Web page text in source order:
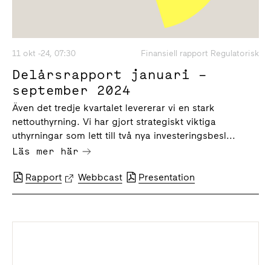
11 okt -24, 07:30 Finansiell rapport Regulatorisk
Delårsrapport januari –
september 2024
Även det tredje kvartalet levererar vi en stark
nettouthyrning. Vi har gjort strategiskt viktiga
uthyrningar som lett till två nya investeringsbesl...
Läs mer här
Rapport Webbcast Presentation